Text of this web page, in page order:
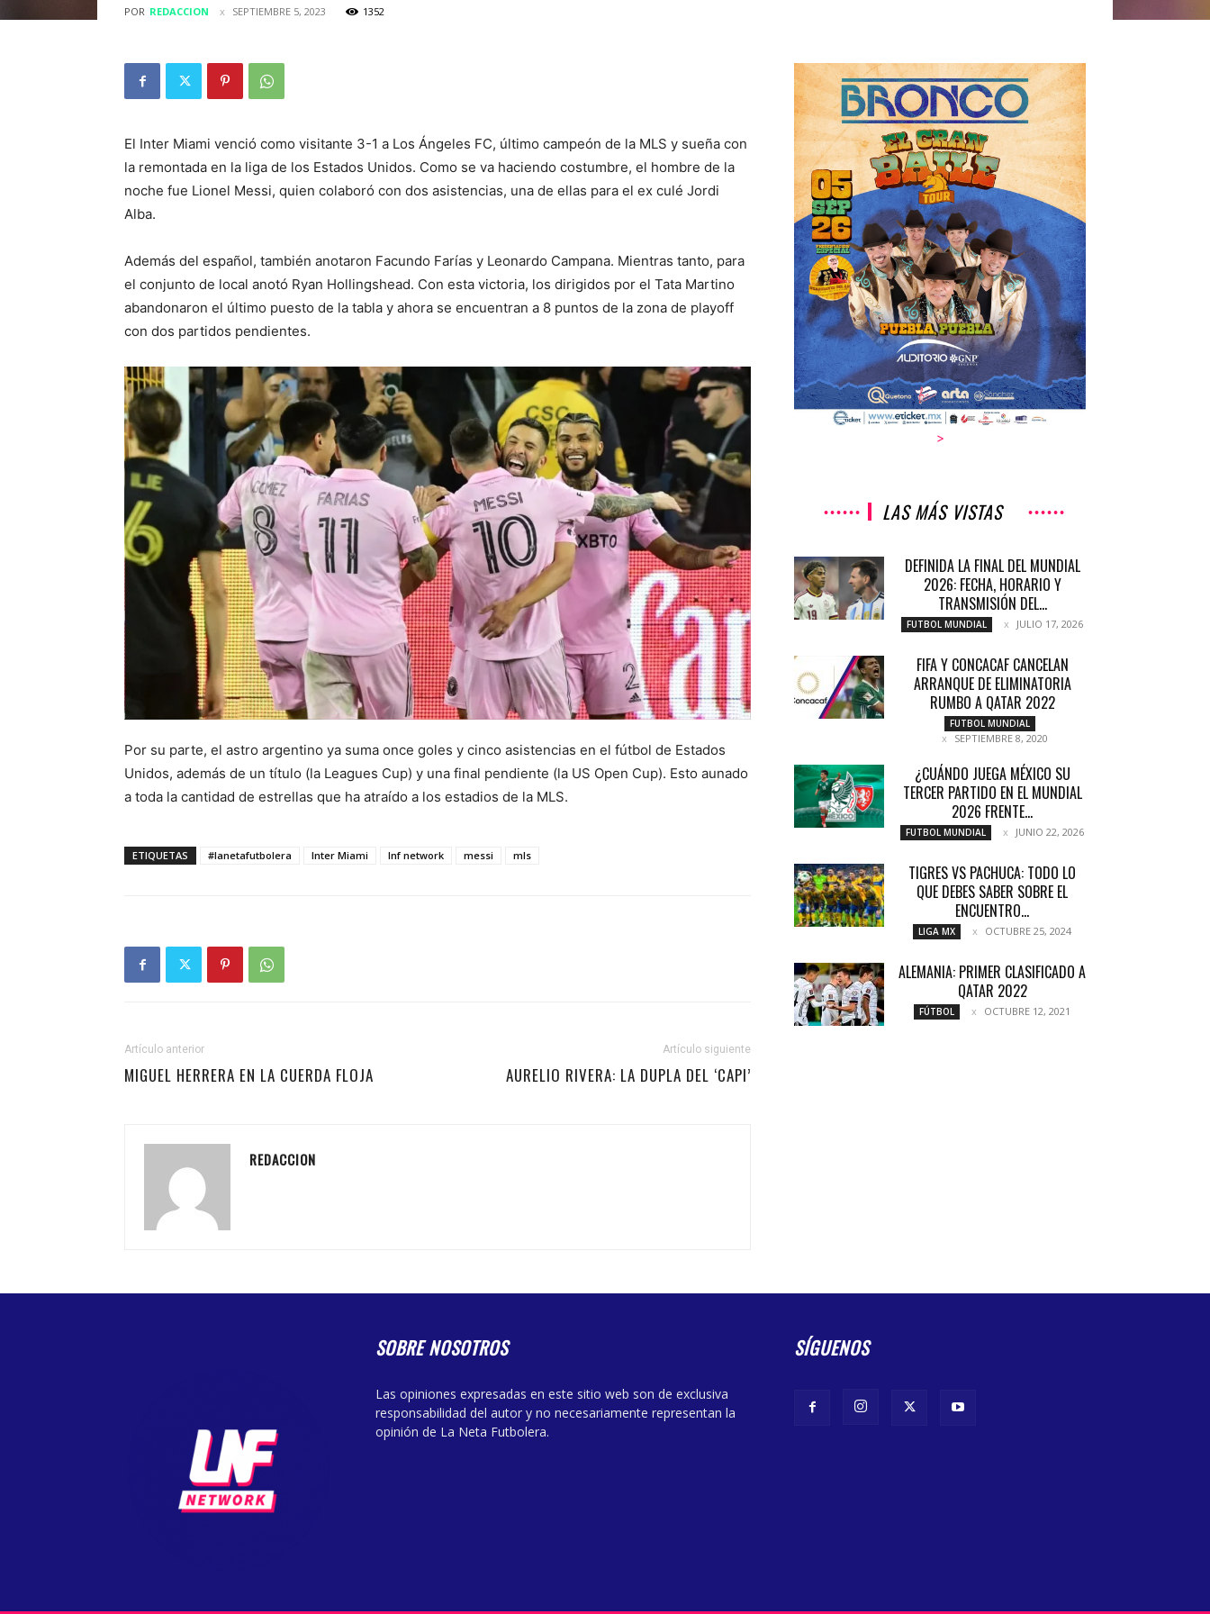
POR REDACCION SEPTIEMBRE 5, 2023 1352
El Inter Miami venció como visitante 3-1 a Los Ángeles FC, último campeón de la MLS y sueña con
la remontada en la liga de los Estados Unidos. Como se va haciendo costumbre, el hombre de la
noche fue Lionel Messi, quien colaboró con dos asistencias, una de ellas para el ex culé Jordi
Alba.
Además del español, también anotaron Facundo Farías y Leonardo Campana. Mientras tanto, para
el conjunto de local anotó Ryan Hollingshead. Con esta victoria, los dirigidos por el Tata Martino
abandonaron el último puesto de la tabla y ahora se encuentran a 8 puntos de la zona de playoff
con dos partidos pendientes.
Por su parte, el astro argentino ya suma once goles y cinco asistencias en el fútbol de Estados
Unidos, además de un título (la Leagues Cup) y una final pendiente (la US Open Cup). Esto aunado
a toda la cantidad de estrellas que ha atraído a los estadios de la MLS.
ETIQUETAS #lanetafutbolera Inter Miami lnf network messi mls
Artículo anterior
MIGUEL HERRERA EN LA CUERDA FLOJA
Artículo siguiente
AURELIO RIVERA: LA DUPLA DEL ‘CAPI’
REDACCION
>
LAS MÁS VISTAS
DEFINIDA LA FINAL DEL MUNDIAL
2026: FECHA, HORARIO Y
TRANSMISIÓN DEL...
FUTBOL MUNDIAL JULIO 17, 2026
FIFA Y CONCACAF CANCELAN
ARRANQUE DE ELIMINATORIA
RUMBO A QATAR 2022
FUTBOL MUNDIAL
SEPTIEMBRE 8, 2020
¿CUÁNDO JUEGA MÉXICO SU
TERCER PARTIDO EN EL MUNDIAL
2026 FRENTE...
FUTBOL MUNDIAL JUNIO 22, 2026
TIGRES VS PACHUCA: TODO LO
QUE DEBES SABER SOBRE EL
ENCUENTRO...
LIGA MX OCTUBRE 25, 2024
ALEMANIA: PRIMER CLASIFICADO A
QATAR 2022
FÚTBOL OCTUBRE 12, 2021
SOBRE NOSOTROS
Las opiniones expresadas en este sitio web son de exclusiva
responsabilidad del autor y no necesariamente representan la
opinión de La Neta Futbolera.
SÍGUENOS